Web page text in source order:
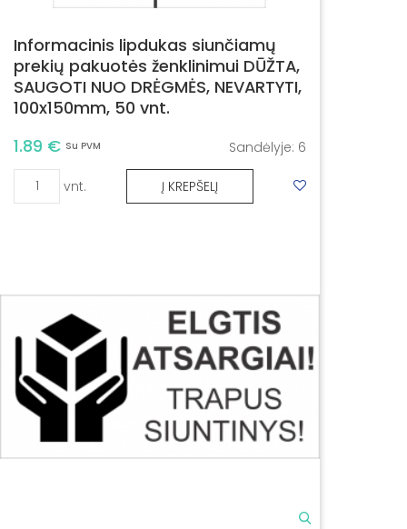
Informacinis lipdukas siunčiamų
prekių pakuotės ženklinimui DŪŽTA,
SAUGOTI NUO DRĖGMĖS, NEVARTYTI,
100x150mm, 50 vnt.
1.89 € Su PVM Sandėlyje: 6
vnt. Į KREPŠELĮ